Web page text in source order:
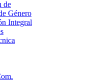
de
Género
Integral